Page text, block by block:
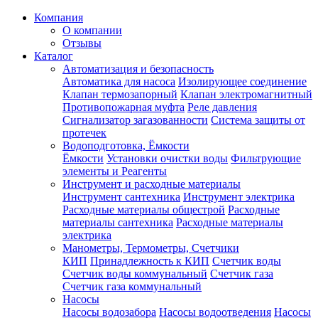
Компания
О компании
Отзывы
Каталог
Автоматизация и безопасность
Автоматика для насоса Изолирующее соединение
Клапан термозапорный Клапан электромагнитный
Противопожарная муфта Реле давления
Сигнализатор загазованности Система защиты от
протечек
Водоподготовка, Ёмкости
Ёмкости Установки очистки воды Фильтрующие
элементы и Реагенты
Инструмент и расходные материалы
Инструмент сантехника Инструмент электрика
Расходные материалы общестрой Расходные
материалы сантехника Расходные материалы
электрика
Манометры, Термометры, Счетчики
КИП Принадлежность к КИП Счетчик воды
Счетчик воды коммунальный Счетчик газа
Счетчик газа коммунальный
Насосы
Насосы водозабора Насосы водоотведения Насосы